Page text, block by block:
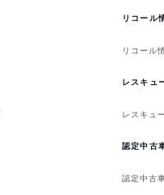
リコール
リコール
レスキュ
レスキュ
認定中古
認定中古